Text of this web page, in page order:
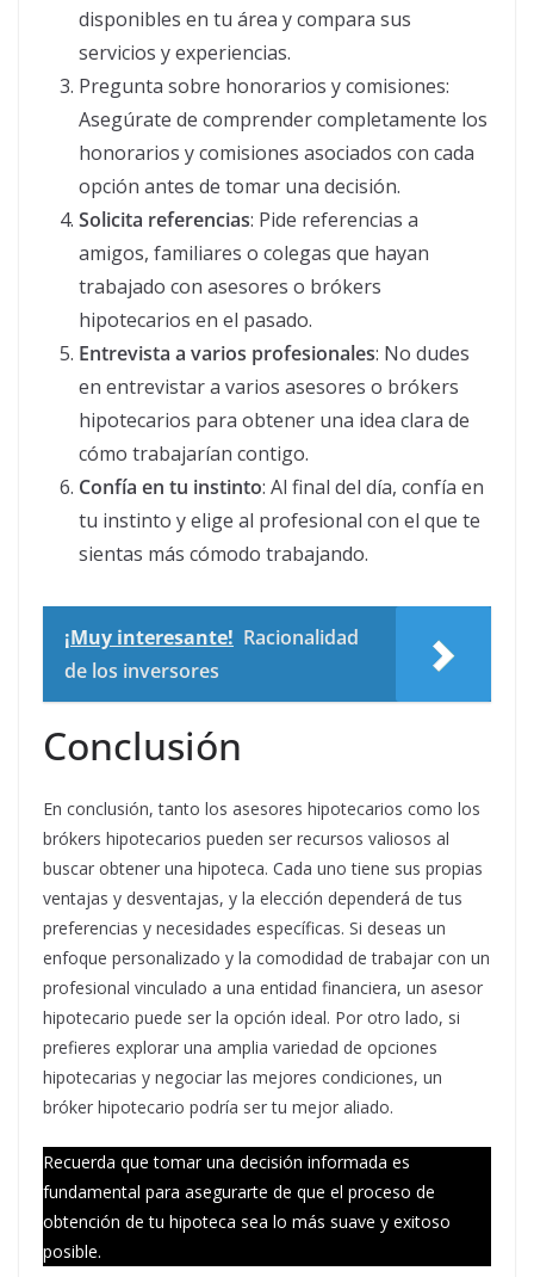
disponibles en tu área y compara sus
servicios y experiencias.
Pregunta sobre honorarios y comisiones:
Asegúrate de comprender completamente los
honorarios y comisiones asociados con cada
opción antes de tomar una decisión.
Solicita referencias: Pide referencias a
amigos, familiares o colegas que hayan
trabajado con asesores o brókers
hipotecarios en el pasado.
Entrevista a varios profesionales: No dudes
en entrevistar a varios asesores o brókers
hipotecarios para obtener una idea clara de
cómo trabajarían contigo.
Confía en tu instinto: Al final del día, confía en
tu instinto y elige al profesional con el que te
sientas más cómodo trabajando.
¡Muy interesante! Racionalidad
de los inversores
Conclusión
En conclusión, tanto los asesores hipotecarios como los
brókers hipotecarios pueden ser recursos valiosos al
buscar obtener una hipoteca. Cada uno tiene sus propias
ventajas y desventajas, y la elección dependerá de tus
preferencias y necesidades específicas. Si deseas un
enfoque personalizado y la comodidad de trabajar con un
profesional vinculado a una entidad financiera, un asesor
hipotecario puede ser la opción ideal. Por otro lado, si
prefieres explorar una amplia variedad de opciones
hipotecarias y negociar las mejores condiciones, un
bróker hipotecario podría ser tu mejor aliado.
Recuerda que tomar una decisión informada es
fundamental para asegurarte de que el proceso de
obtención de tu hipoteca sea lo más suave y exitoso
posible.